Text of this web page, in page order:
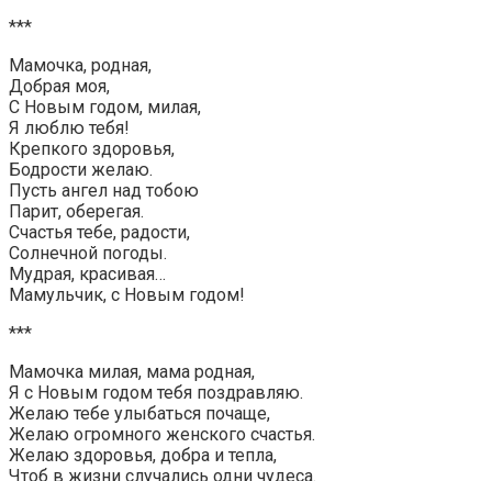
***
Мамочка, родная,
Добрая моя,
С Новым годом, милая,
Я люблю тебя!
Крепкого здоровья,
Бодрости желаю.
Пусть ангел над тобою
Парит, оберегая.
Счастья тебе, радости,
Солнечной погоды.
Мудрая, красивая…
Мамульчик, с Новым годом!
***
Мамочка милая, мама родная,
Я с Новым годом тебя поздравляю.
Желаю тебе улыбаться почаще,
Желаю огромного женского счастья.
Желаю здоровья, добра и тепла,
Чтоб в жизни случались одни чудеса.